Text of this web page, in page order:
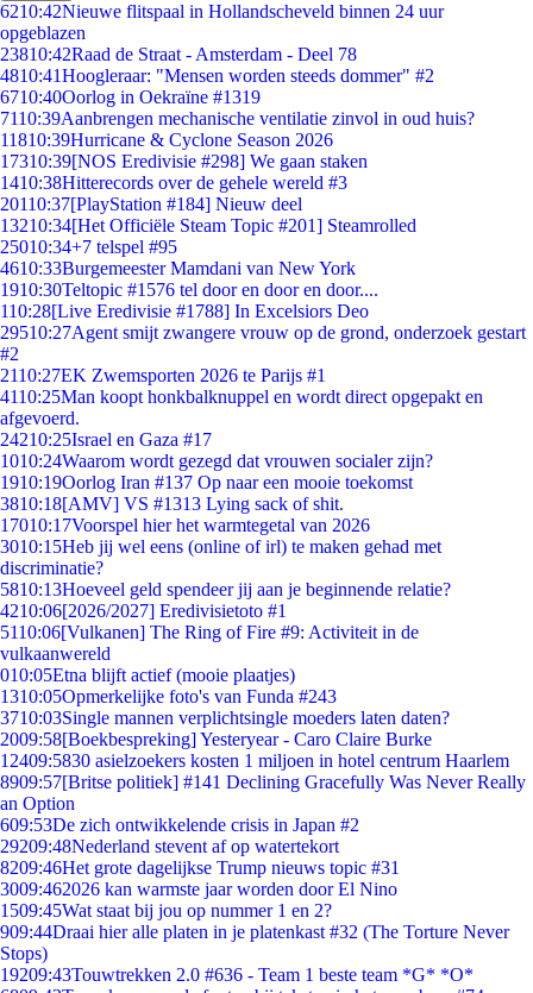
6210:42Nieuwe flitspaal in Hollandscheveld binnen 24 uur
opgeblazen
23810:42Raad de Straat - Amsterdam - Deel 78
4810:41Hoogleraar: "Mensen worden steeds dommer" #2
6710:40Oorlog in Oekraïne #1319
7110:39Aanbrengen mechanische ventilatie zinvol in oud huis?
11810:39Hurricane & Cyclone Season 2026
17310:39[NOS Eredivisie #298] We gaan staken
1410:38Hitterecords over de gehele wereld #3
20110:37[PlayStation #184] Nieuw deel
13210:34[Het Officiële Steam Topic #201] Steamrolled
25010:34+7 telspel #95
4610:33Burgemeester Mamdani van New York
1910:30Teltopic #1576 tel door en door en door....
110:28[Live Eredivisie #1788] In Excelsiors Deo
29510:27Agent smijt zwangere vrouw op de grond, onderzoek gestart
#2
2110:27EK Zwemsporten 2026 te Parijs #1
4110:25Man koopt honkbalknuppel en wordt direct opgepakt en
afgevoerd.
24210:25Israel en Gaza #17
1010:24Waarom wordt gezegd dat vrouwen socialer zijn?
1910:19Oorlog Iran #137 Op naar een mooie toekomst
3810:18[AMV] VS #1313 Lying sack of shit.
17010:17Voorspel hier het warmtegetal van 2026
3010:15Heb jij wel eens (online of irl) te maken gehad met
discriminatie?
5810:13Hoeveel geld spendeer jij aan je beginnende relatie?
4210:06[2026/2027] Eredivisietoto #1
5110:06[Vulkanen] The Ring of Fire #9: Activiteit in de
vulkaanwereld
010:05Etna blijft actief (mooie plaatjes)
1310:05Opmerkelijke foto's van Funda #243
3710:03Single mannen verplichtsingle moeders laten daten?
2009:58[Boekbespreking] Yesteryear - Caro Claire Burke
12409:5830 asielzoekers kosten 1 miljoen in hotel centrum Haarlem
8909:57[Britse politiek] #141 Declining Gracefully Was Never Really
an Option
609:53De zich ontwikkelende crisis in Japan #2
29209:48Nederland stevent af op watertekort
8209:46Het grote dagelijkse Trump nieuws topic #31
3009:462026 kan warmste jaar worden door El Nino
1509:45Wat staat bij jou op nummer 1 en 2?
909:44Draai hier alle platen in je platenkast #32 (The Torture Never
Stops)
19209:43Touwtrekken 2.0 #636 - Team 1 beste team *G* *O*